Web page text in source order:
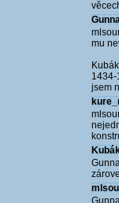
mu
1434-
jsem